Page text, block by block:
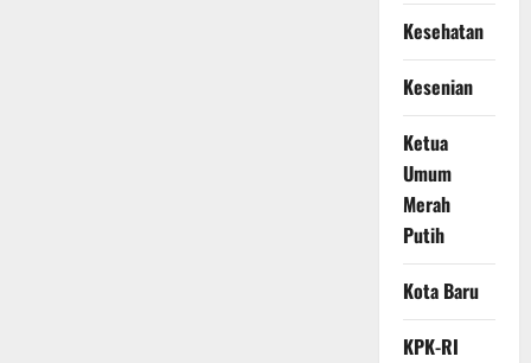
Kesehatan
Kesenian
Ketua
Umum
Merah
Putih
Kota Baru
KPK-RI